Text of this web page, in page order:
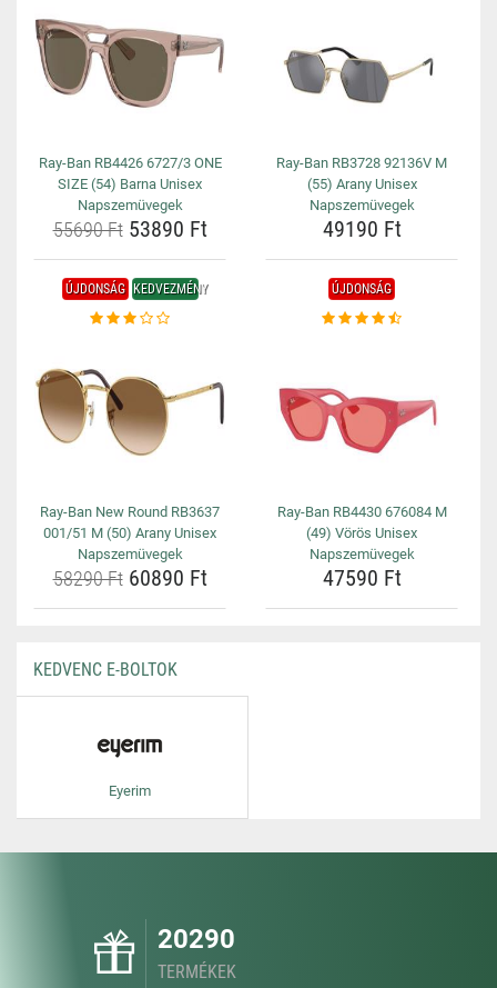
Ray-Ban RB4426 6727/3 ONE
SIZE (54) Barna Unisex
Napszemüvegek
55690 Ft53890 Ft
Ray-Ban RB3728 92136V M
(55) Arany Unisex
Napszemüvegek
49190 Ft
ÚJDONSÁG KEDVEZMÉNY
Ray-Ban New Round RB3637
001/51 M (50) Arany Unisex
Napszemüvegek
58290 Ft60890 Ft
ÚJDONSÁG
Ray-Ban RB4430 676084 M
(49) Vörös Unisex
Napszemüvegek
47590 Ft
KEDVENC E-BOLTOK
Eyerim
20290
TERMÉKEK